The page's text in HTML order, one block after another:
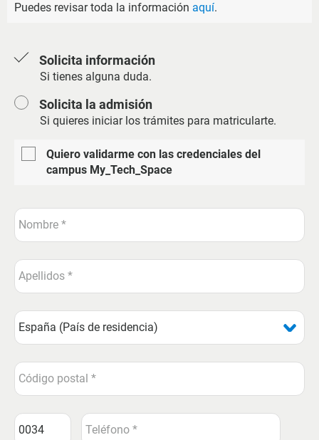
Puedes revisar toda la información aquí.
Solicita información
Si tienes alguna duda.
Solicita la admisión
Si quieres iniciar los trámites para matricularte.
Quiero validarme con las credenciales del
campus My_Tech_Space